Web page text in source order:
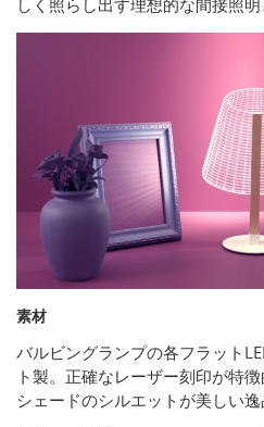
しく照らし出す理想的な間接照明
素材
バルビングランプの各フラット
ト製。正確なレーザー刻印が特
シェードのシルエットが美しい逸